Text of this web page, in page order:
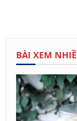
BÀI XEM